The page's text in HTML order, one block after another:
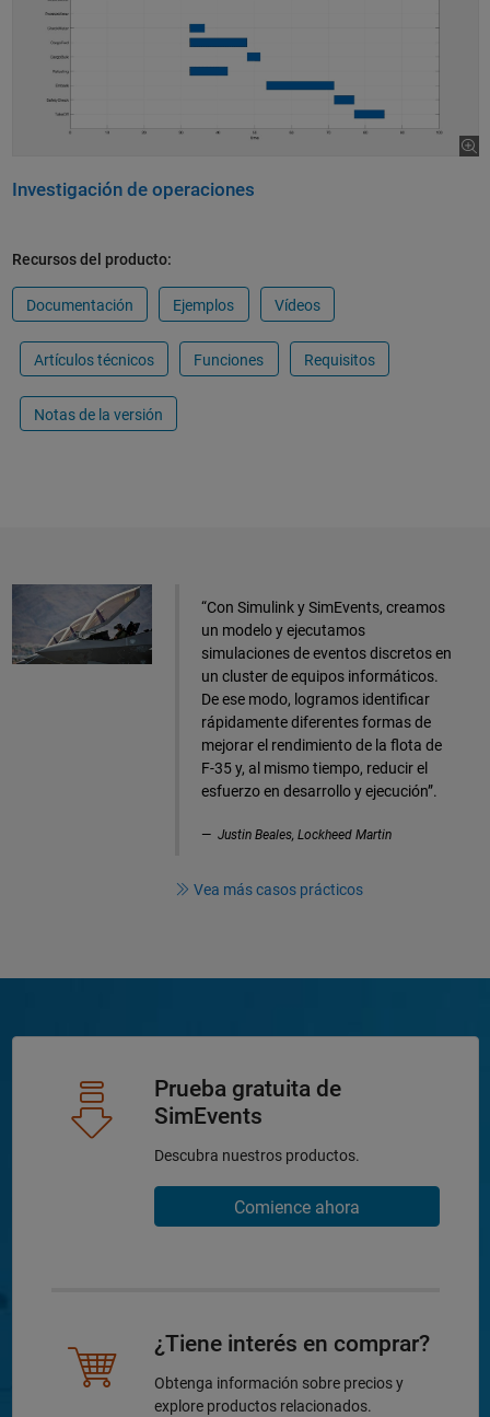
Investigación de operaciones
Recursos del producto:
Documentación Ejemplos Vídeos
Artículos técnicos Funciones Requisitos
Notas de la versión
“Con Simulink y SimEvents, creamos
un modelo y ejecutamos
simulaciones de eventos discretos en
un cluster de equipos informáticos.
De ese modo, logramos identificar
rápidamente diferentes formas de
mejorar el rendimiento de la flota de
F-35 y, al mismo tiempo, reducir el
esfuerzo en desarrollo y ejecución”.
Justin Beales, Lockheed Martin
Vea más casos prácticos
Prueba gratuita de
SimEvents
Descubra nuestros productos.
Comience ahora
¿Tiene interés en comprar?
Obtenga información sobre precios y
explore productos relacionados.